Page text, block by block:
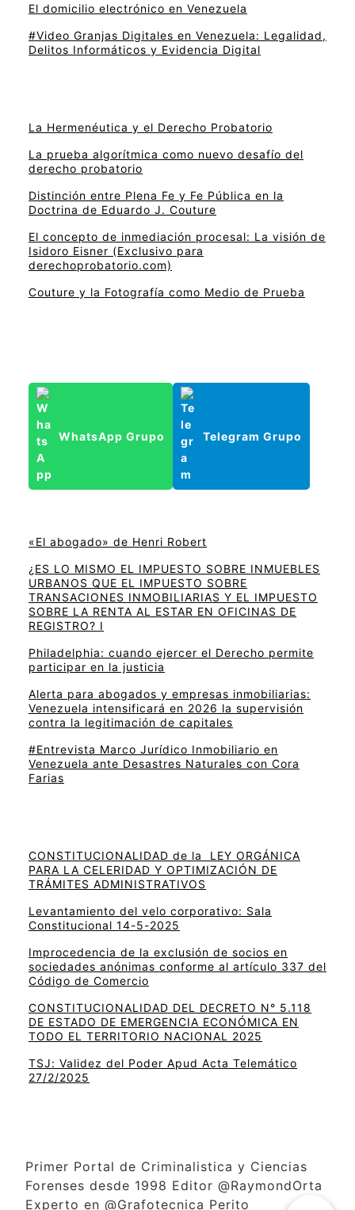
El domicilio electrónico en Venezuela
#Video Granjas Digitales en Venezuela: Legalidad,
Delitos Informáticos y Evidencia Digital
La Hermenéutica y el Derecho Probatorio
La prueba algorítmica como nuevo desafío del
derecho probatorio
Distinción entre Plena Fe y Fe Pública en la
Doctrina de Eduardo J. Couture
El concepto de inmediación procesal: La visión de
Isidoro Eisner (Exclusivo para
derechoprobatorio.com)
Couture y la Fotografía como Medio de Prueba
WhatsApp Grupo Telegram Grupo
«El abogado» de Henri Robert
¿ES LO MISMO EL IMPUESTO SOBRE INMUEBLES
URBANOS QUE EL IMPUESTO SOBRE
TRANSACIONES INMOBILIARIAS Y EL IMPUESTO
SOBRE LA RENTA AL ESTAR EN OFICINAS DE
REGISTRO? I
Philadelphia: cuando ejercer el Derecho permite
participar en la justicia
Alerta para abogados y empresas inmobiliarias:
Venezuela intensificará en 2026 la supervisión
contra la legitimación de capitales
#Entrevista Marco Jurídico Inmobiliario en
Venezuela ante Desastres Naturales con Cora
Farias
CONSTITUCIONALIDAD de la LEY ORGÁNICA
PARA LA CELERIDAD Y OPTIMIZACIÓN DE
TRÁMITES ADMINISTRATIVOS
Levantamiento del velo corporativo: Sala
Constitucional 14-5-2025
Improcedencia de la exclusión de socios en
sociedades anónimas conforme al artículo 337 del
Código de Comercio
CONSTITUCIONALIDAD DEL DECRETO N° 5.118
DE ESTADO DE EMERGENCIA ECONÓMICA EN
TODO EL TERRITORIO NACIONAL 2025
TSJ: Validez del Poder Apud Acta Telemático
27/2/2025
Primer Portal de Criminalistica y Ciencias
Forenses desde 1998 Editor @RaymondOrta
Experto en @Grafotecnica Perito